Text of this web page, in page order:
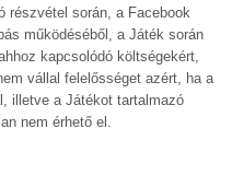
részvétel során, a Facebook
működéséből, a Játék során
kapcsolódó költségekért,
vállal felelősséget azért, ha a
illetve a Játékot tartalmazó
nem érhető el.